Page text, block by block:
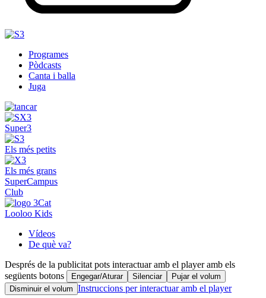
Programes
Pòdcasts
Canta i balla
Juga
Super3
Els més petits
Els més grans
SuperCampus
Club
Looloo Kids
Vídeos
De què va?
Després de la publicitat pots interactuar amb el player amb els
següents botons
Engegar/Aturar Silenciar
Pujar el volum
Disminuir el volum Instruccions per interactuar amb el player